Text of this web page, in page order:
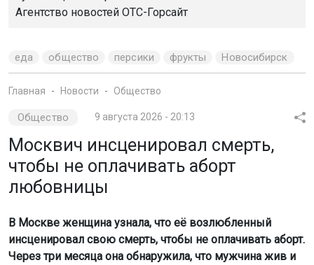
Агентство новостей ОТС-Горсайт
еда общество персики фрукты Новосибирск
Главная Новости Общество
Общество 9 августа 2026 - 20:13
Москвич инсценировал смерть,
чтобы не оплачивать аборт
любовницы
В Москве женщина узнала, что её возлюбленный
инсценировал свою смерть, чтобы не оплачивать аборт.
Через три месяца она обнаружила, что мужчина жив и